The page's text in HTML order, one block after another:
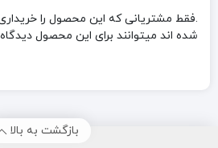
.فقط مشتریانی که این محصول را
شده اند میتوانند برای این محصول
بازگشت به بالا